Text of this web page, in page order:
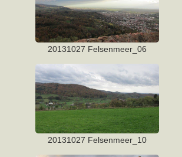
20131027 Felsenmeer_06
20131027 Felsenmeer_10